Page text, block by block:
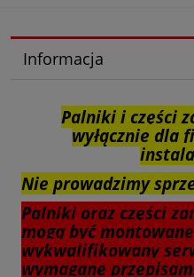
Informacja
Palniki i części
wyłącznie dla
Nie prowadzimy
Palniki oraz części
mogą być
wykwalifikowany
wymagane